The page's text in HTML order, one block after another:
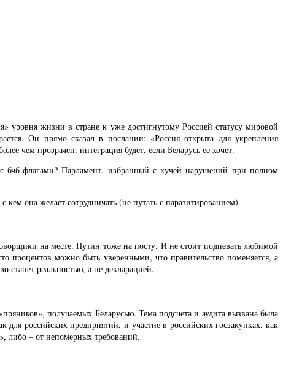
уровня жизни в стране к уже достигнутому Россией статусу мировой
Он прямо сказал в послании: «Россия открыта для укрепления
чем прозрачен: интеграция будет, если Беларусь ее хочет.
бчб-флагами? Парламент, избранный с кучей нарушений при полном
кем она желает сотрудничать (не путать с паразитированием).
на месте. Путин тоже на посту. И не стоит подпевать любимой
процентов можно быть уверенными, что правительство поменяется, а
реальностью, а не декларацией.
получаемых Беларусью. Тема подсчета и аудита вызвана была
российских предприятий, и участие в российских госзакупках, как
либо – от непомерных требований.